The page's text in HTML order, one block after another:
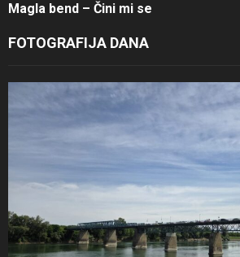
Magla bend – Čini mi se
FOTOGRAFIJA DANA